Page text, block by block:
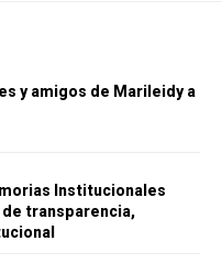
y amigos de Marileidy a
Institucionales
de transparencia,